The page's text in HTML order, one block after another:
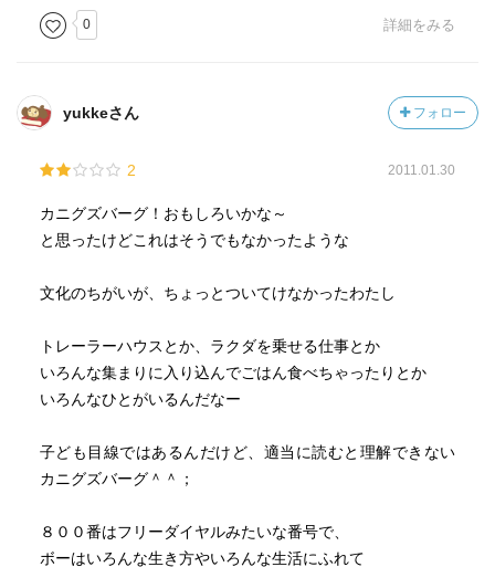
0 詳細をみる
yukkeさん フォロー
2 2011.01.30
カニグズバーグ！おもしろいかな～
と思ったけどこれはそうでもなかったような
文化のちがいが、ちょっとついてけなかったわたし
トレーラーハウスとか、ラクダを乗せる仕事とか
いろんな集まりに入り込んでごはん食べちゃったりとか
いろんなひとがいるんだなー
子ども目線ではあるんだけど、適当に読むと理解できない
カニグズバーグ＾＾；
８００番はフリーダイヤルみたいな番号で、
ボーはいろんな生き方やいろんな生活にふれて